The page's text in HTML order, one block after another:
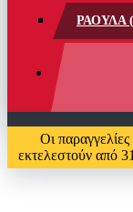
ΡΑΟΥΛΑ
Οι
εκτελεστούν από